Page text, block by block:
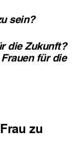
sein?
die Zukunft?
für die
zu